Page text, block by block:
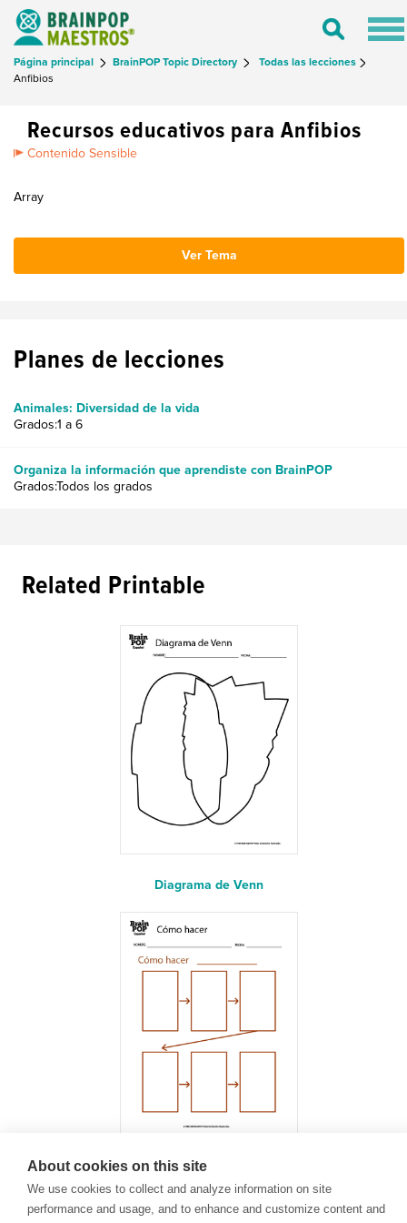
Toggle
Página principal BrainPOP Topic Directory
Todas las lecciones
Anfibios
Recursos educativos para Anfibios
Contenido Sensible
Array
Ver Tema
Planes de lecciones
Animales: Diversidad de la vida
Grados:1 a 6
Organiza la información que aprendiste con BrainPOP
Grados:Todos los grados
Related Printable
Diagrama de Venn
¿Cómo hacer?
About cookies on this site
We use cookies to collect and analyze information on site
performance and usage, and to enhance and customize content and